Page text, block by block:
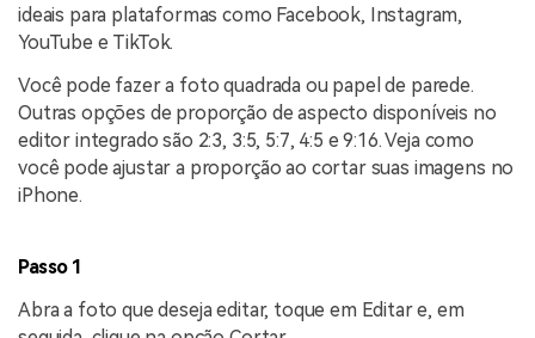
ideais para plataformas como Facebook, Instagram,
YouTube e TikTok.
Você pode fazer a foto quadrada ou papel de parede.
Outras opções de proporção de aspecto disponíveis no
editor integrado são 2:3, 3:5, 5:7, 4:5 e 9:16. Veja como
você pode ajustar a proporção ao cortar suas imagens no
iPhone.
Passo 1
Abra a foto que deseja editar, toque em Editar e, em